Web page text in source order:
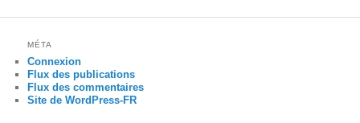
MÉTA
Connexion
Flux des publications
Flux des commentaires
Site de WordPress-FR